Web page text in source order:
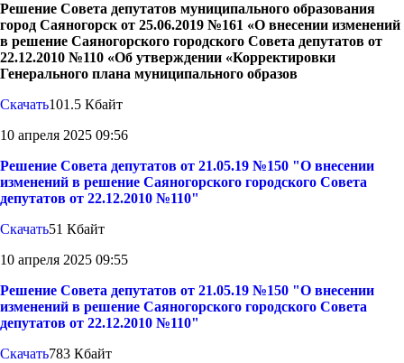
Решение Совета депутатов муниципального образования
город Саяногорск от 25.06.2019 №161 «О внесении изменений
в решение Саяногорского городского Совета депутатов от
22.12.2010 №110 «Об утверждении «Корректировки
Генерального плана муниципального образов
Скачать101.5 Кбайт
10 апреля 2025 09:56
Решение Совета депутатов от 21.05.19 №150 "О внесении
изменений в решение Саяногорского городского Совета
депутатов от 22.12.2010 №110"
Скачать51 Кбайт
10 апреля 2025 09:55
Решение Совета депутатов от 21.05.19 №150 "О внесении
изменений в решение Саяногорского городского Совета
депутатов от 22.12.2010 №110"
Скачать783 Кбайт